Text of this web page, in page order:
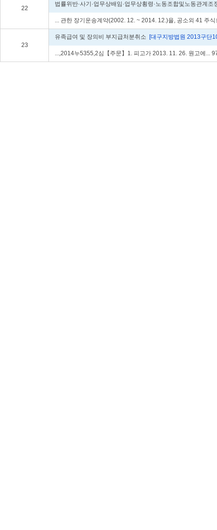
22
법률위반·사기·업무상배임·업무상횡령·노동조합및노동관계
... 관한 장기운송계약(2002. 12. ~ 2014. 12.)을, 공소외 41 주
23
유족급여 및 장의비 부지급처분취소 [대구지방법원 2013구단
...,2014누5355,2심【주문】1. 피고가 2013. 11. 26. 원고에...